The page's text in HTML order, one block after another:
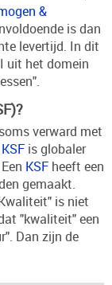
&
is dan
levertijd. In dit
uit het domein
verward met
KSF is globaler
KSF heeft een
gemaakt.
is niet
"kwaliteit" een
Dan zijn de